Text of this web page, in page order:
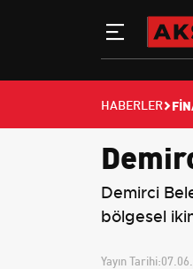
HABERLER
Demirci
bölgesel
Yayın Tarihi: